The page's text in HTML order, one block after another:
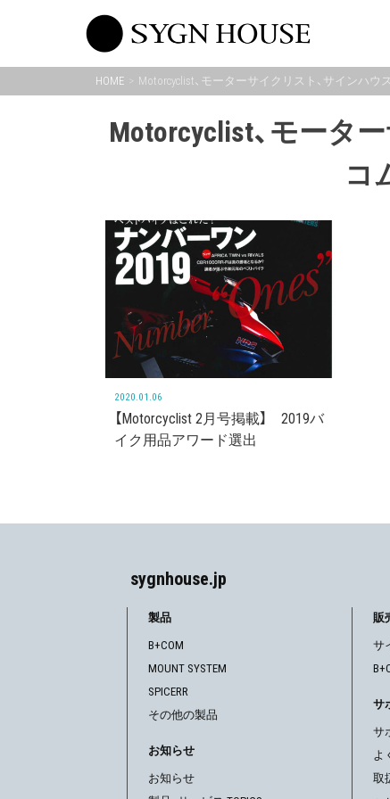
HOME Motorcyclist、モーターサイクリスト、サインハウス
Motorcyclist、モーター
コ
2020.01.06
【Motorcyclist 2月号掲載】 2019バ
イク用品アワード選出
sygnhouse.jp
製品
B+COM
MOUNT SYSTEM
SPICERR
その他の製品
お知らせ
お知らせ
販
サ
サ
サ
よ
取